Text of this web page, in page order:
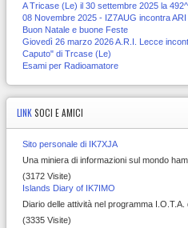
A Tricase (Le) il 30 settembre 2025 la
08 Novembre 2025 - IZ7AUG incontra
Buon Natale e buone Feste
Giovedì 26 marzo 2026 A.R.I. Lecce
Caputo" di Trcase (Le)
Esami per Radioamatore
LINK SOCI E AMICI
Sito personale di IK7XJA
Una miniera di informazioni sul mondo
(3172 Visite)
Islands Diary of IK7IMO
Diario delle attività nel programma I.O.T.A.
(3335 Visite)